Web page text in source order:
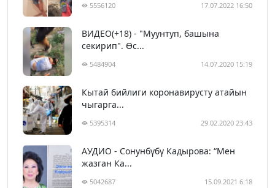
5556120 17.07.2022 16:50
ВИДЕО(+18) - "Муунтуп, башына
секирип". Өс...
5484904 14.07.2020 15:19
Кытай бийлиги коронавирусту атайын
чыгарга...
5395314 29.02.2020 23:43
АУДИО - Сонунбүбү Кадырова: “Мен
жазган Ка...
5042687 15.09.2021 6:18